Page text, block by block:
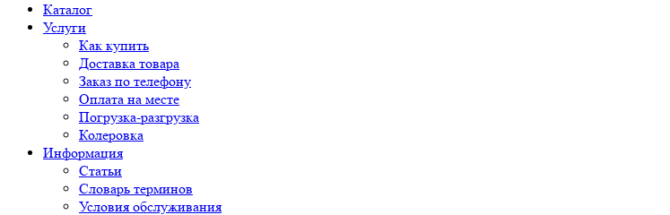
Каталог
Услуги
Как купить
Доставка товара
Заказ по телефону
Оплата на месте
Погрузка-разгрузка
Колеровка
Информация
Статьи
Словарь терминов
Условия обслуживания